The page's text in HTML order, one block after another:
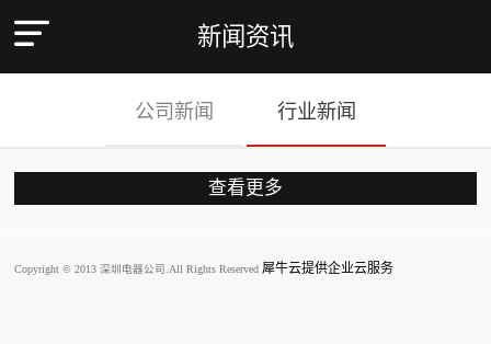
新闻资讯
公司新闻 行业新闻
Copyright © 2013 深圳电器公司.All Rights Reserved 犀牛云提供企业云服务